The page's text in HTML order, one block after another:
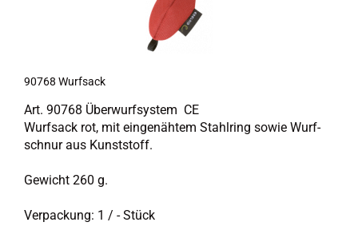
90768 Wurf­sack
Art. 90768 Über­wurf­sys­tem CE
Wurf­sack rot, mit ein­ge­näh­tem Stahl­ring sowie Wurf­
schnur aus Kunst­stoff.
Ge­wicht 260 g.
Ver­pa­ckung: 1 / - Stück